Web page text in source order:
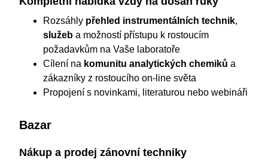
Rozsáhly přehled instrumentálních technik,
služeb a možností přístupu k rostoucím
požadavkům na Vaše laboratoře
Cílení na komunitu analytických chemiků a
zákazníky z rostoucího on-line světa
Propojení s novinkami, literaturou nebo webináři
Bazar
Nákup a prodej zánovní techniky